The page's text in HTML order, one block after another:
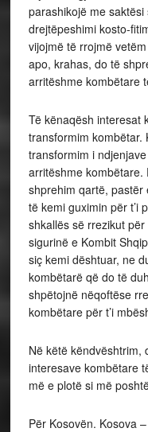
parashikojë me
drejtëpeshimi kosto-
vijojmë të rrojmë
apo, krahas, do të
arritëshme kombëtare
Të kënaqësh interesat
transformim kombëtar.
transformim i
arritëshme kombëtare.
shprehim qartë, pastër
të kemi guximin për t’i
shkallës së rrezikut
sigurinë e Kombit
siç kemi dështuar, ne
kombëtarë që do të
shpëtojnë nëqoftëse
kombëtare për t’i
Në këtë këndvështrim,
interesave kombëtare
më e plotë si më
Për Kosovën. Kosova